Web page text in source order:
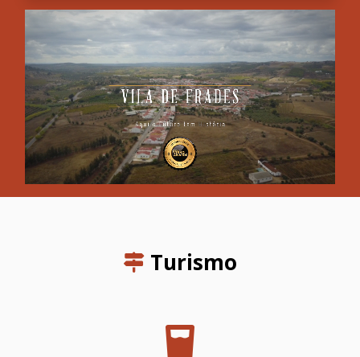
Turismo